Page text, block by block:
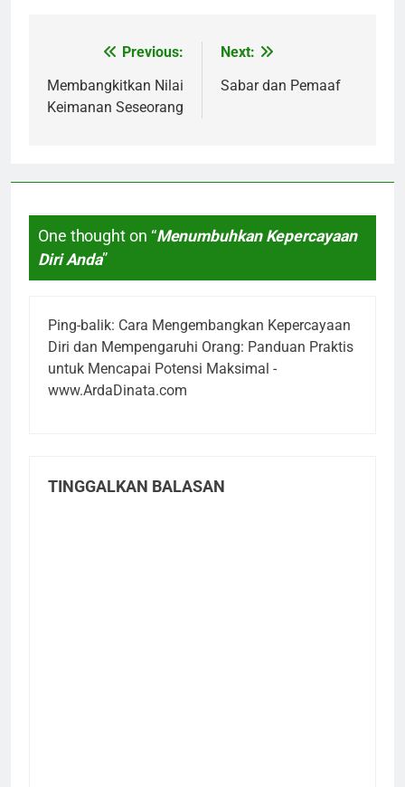
Navigasi
pos
Previous:
Membangkitkan Nilai
Keimanan Seseorang
Next:
Sabar dan Pemaaf
One thought on “Menumbuhkan Kepercayaan
Diri Anda”
Ping-balik: Cara Mengembangkan Kepercayaan
Diri dan Mempengaruhi Orang: Panduan Praktis
untuk Mencapai Potensi Maksimal -
www.ArdaDinata.com
TINGGALKAN BALASAN